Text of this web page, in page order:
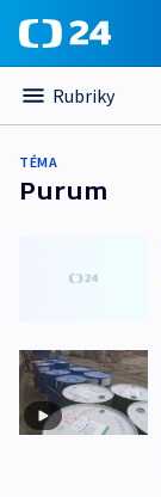
Rubriky
TÉMA
Purum